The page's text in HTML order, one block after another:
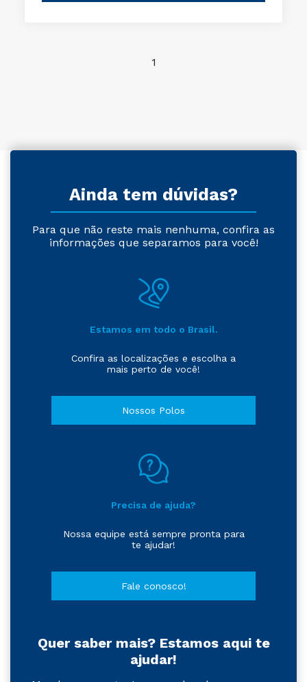
1
Ainda tem dúvidas?
Para que não reste mais nenhuma, confira as
informações que separamos para você!
Estamos em todo o Brasil.
Confira as localizações e escolha a
mais perto de você!
Nossos Polos
Precisa de ajuda?
Nossa equipe está sempre pronta para
te ajudar!
Fale conosco!
Quer saber mais? Estamos aqui te
ajudar!